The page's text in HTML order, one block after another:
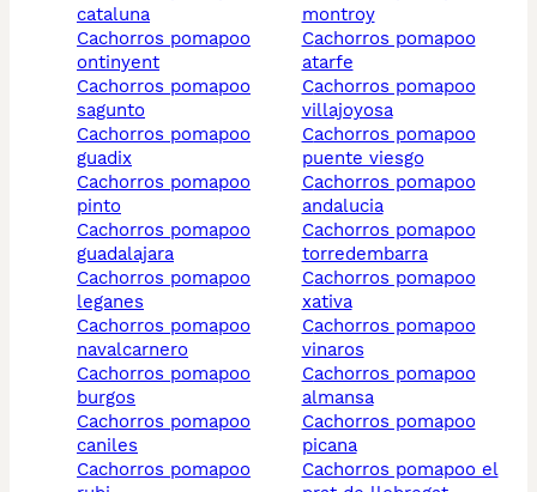
cataluna
cachorros pomapoo
ontinyent
cachorros pomapoo
sagunto
cachorros pomapoo
guadix
cachorros pomapoo
pinto
cachorros pomapoo
guadalajara
cachorros pomapoo
leganes
cachorros pomapoo
navalcarnero
cachorros pomapoo
burgos
cachorros pomapoo
caniles
cachorros pomapoo
montroy
cachorros pomapoo
atarfe
cachorros pomapoo
villajoyosa
cachorros pomapoo
puente viesgo
cachorros pomapoo
andalucia
cachorros pomapoo
torredembarra
cachorros pomapoo
xativa
cachorros pomapoo
vinaros
cachorros pomapoo
almansa
cachorros pomapoo
picana
cachorros pomapoo el